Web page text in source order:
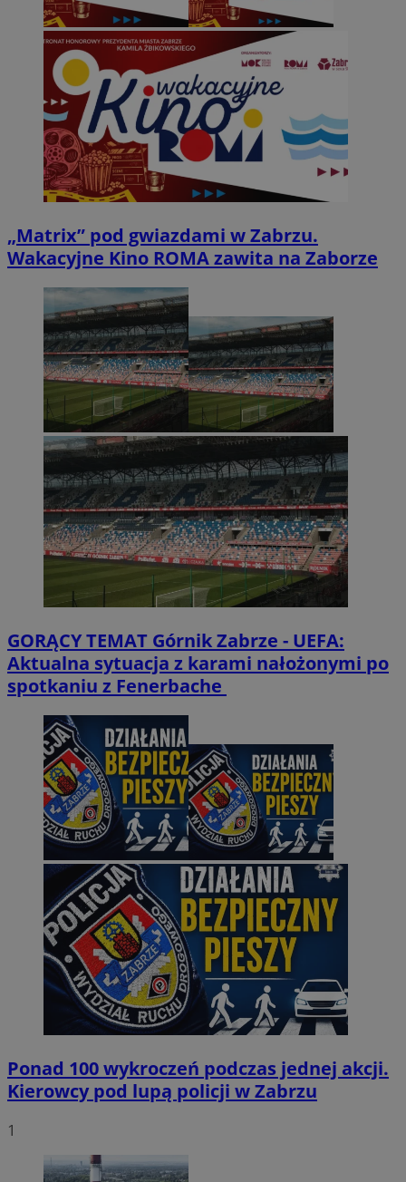
„Matrix” pod gwiazdami w Zabrzu.
Wakacyjne Kino ROMA zawita na Zaborze
GORĄCY TEMAT Górnik Zabrze - UEFA:
Aktualna sytuacja z karami nałożonymi po
spotkaniu z Fenerbache
Ponad 100 wykroczeń podczas jednej akcji.
Kierowcy pod lupą policji w Zabrzu
1